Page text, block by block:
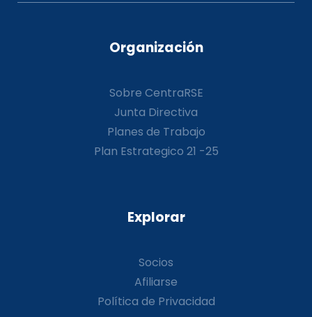
Organización
Sobre CentraRSE
Junta Directiva
Planes de Trabajo
Plan Estrategico 21 -25
Explorar
Socios
Afiliarse
Política de Privacidad